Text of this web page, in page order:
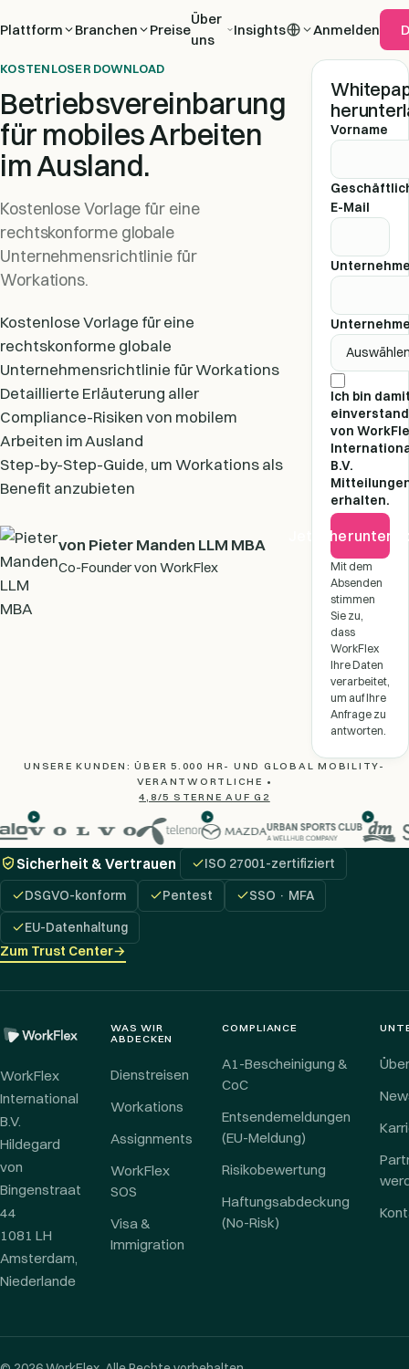
Plattform Branchen Preise
Über
uns
Insights Anmelden
KOSTENLOSER DOWNLOAD
Betriebsvereinbarung
für mobiles Arbeiten
im Ausland.
Kostenlose Vorlage für eine
rechtskonforme globale
Unternehmensrichtlinie für
Workations.
Kostenlose Vorlage für eine
rechtskonforme globale
Unternehmensrichtlinie für Workations
Detaillierte Erläuterung aller
Compliance-Risiken von mobilem
Arbeiten im Ausland
Step-by-Step-Guide, um Workations als
Benefit anzubieten
von Pieter Manden LLM MBA
Co-Founder von WorkFlex
Vorname
E-Mail
Ich bin
von
B.V.
erhalten.
Jetzt
Mit dem
Absenden
stimmen
Sie zu,
dass
WorkFlex
Ihre Daten
verarbeitet,
um auf Ihre
Anfrage zu
antworten.
UNSERE KUNDEN: ÜBER 5.000 HR- UND GLOBAL MOBILITY-
VERANTWORTLICHE •
4,8/5 STERNE AUF G2
Sicherheit & Vertrauen ISO 27001-zertifiziert
DSGVO-konform Pentest SSO · MFA
EU-Datenhaltung
Zum Trust Center→
WorkFlex
International
B.V.
Hildegard
von
Bingenstraat
44
1081 LH
Amsterdam,
Niederlande
WAS WIR
ABDECKEN
Dienstreisen
Workations
Assignments
WorkFlex
SOS
Visa &
Immigration
COMPLIANCE
A1-Bescheinigung &
CoC
Entsendemeldungen
(EU-Meldung)
Risikobewertung
Haftungsabdeckung
(No-Risk)